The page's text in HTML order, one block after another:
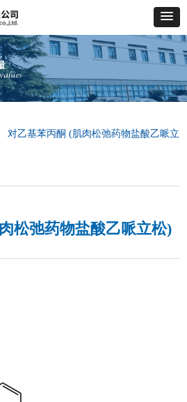
对乙基苯丙酮 (肌肉松弛药物盐酸乙哌立
松弛药物盐酸乙哌立松)